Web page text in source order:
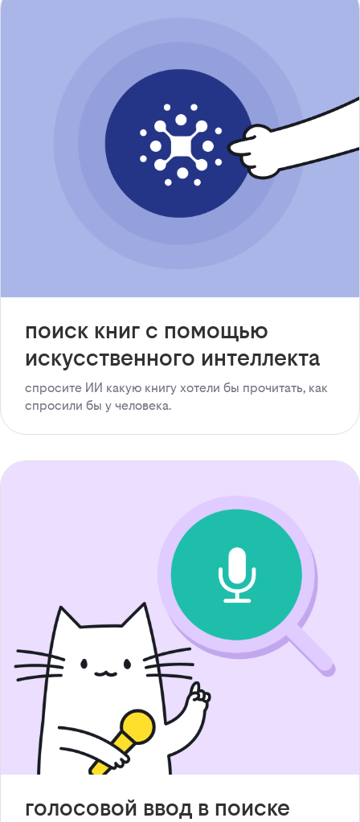
поиск книг с помощью
искусственного интеллекта
спросите ИИ какую книгу хотели бы прочитать, как
спросили бы у человека.
голосовой ввод в поиске